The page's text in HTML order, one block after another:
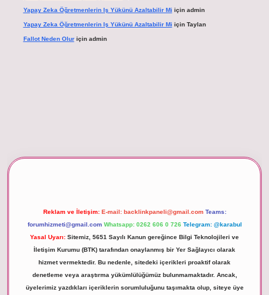
Yapay Zeka Öğretmenlerin Iş Yükünü Azaltabilir Mi için admin
Yapay Zeka Öğretmenlerin Iş Yükünü Azaltabilir Mi için Taylan
Fallot Neden Oluriçin admin
Reklam ve İletişim: E-mail: backlinkpaneli@gmail.com Teams:
forumhizmeti@gmail.com Whatsapp: 0262 606 0 726 Telegram: @karabul
Yasal Uyarı: Sitemiz, 5651 Sayılı Kanun gereğince Bilgi Teknolojileri ve
İletişim Kurumu (BTK) tarafından onaylanmış bir Yer Sağlayıcı olarak
hizmet vermektedir. Bu nedenle, sitedeki içerikleri proaktif olarak
denetleme veya araştırma yükümlülüğümüz bulunmamaktadır. Ancak,
üyelerimiz yazdıkları içeriklerin sorumluluğunu taşımakta olup, siteye üye